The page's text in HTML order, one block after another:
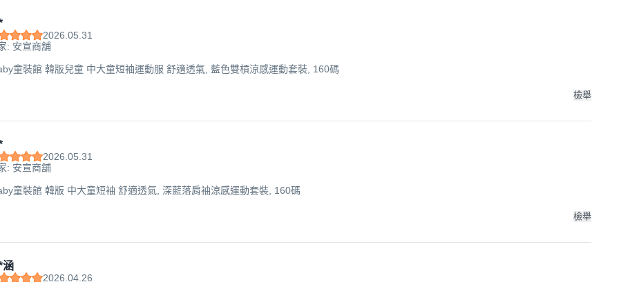
2026.05.31
: 安宣商舖
童裝館 韓版兒童 中大童短袖運動服 舒適透氣, 藍色雙槓涼感運動套裝, 160碼
檢舉
2026.05.31
: 安宣商舖
童裝館 韓版 中大童短袖 舒適透氣, 深藍落肩袖涼感運動套裝, 160碼
檢舉
涵
2026.04.26